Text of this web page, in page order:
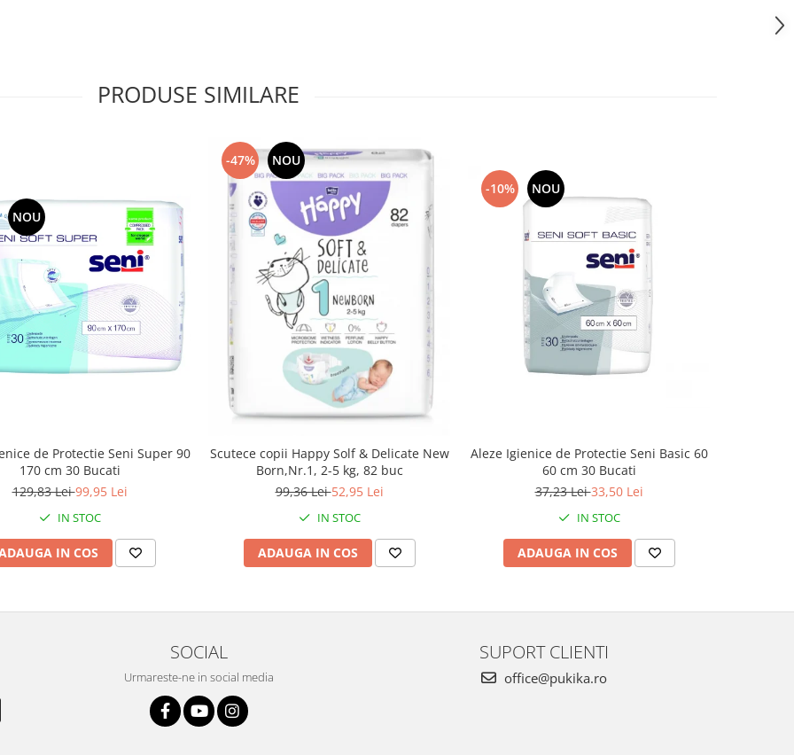
PRODUSE SIMILARE
NOU
de Protectie Seni Super 90
170 cm 30 Bucati
129,83 Lei99,95 Lei
IN STOC
IN COS
-47% NOU
Scutece copii Happy Solf & Delicate New
Born,Nr.1, 2-5 kg, 82 buc
99,36 Lei52,95 Lei
IN STOC
ADAUGA IN COS
-10% NOU
Aleze Igienice de Protectie Seni Basic 60
60 cm 30 Bucati
37,23 Lei33,50 Lei
IN STOC
ADAUGA IN COS
SOCIAL
Urmareste-ne in social media
SUPORT CLIENTI
office@pukika.ro